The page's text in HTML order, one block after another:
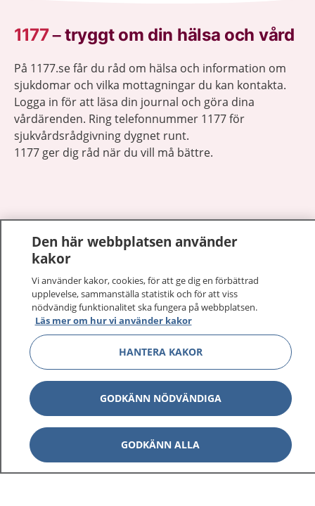
1177–tryggt om din hälsa och vård
På 1177.se får du råd om hälsa och information om
sjukdomar och vilka mottagningar du kan kontakta.
Logga in för att läsa din journal och göra dina
vårdärenden. Ring telefonnummer 1177 för
sjukvårdsrådgivning dygnet runt.
1177 ger dig råd när du vill må bättre.
1177 på flera språk
Om 1177
Kontakt
Behandling av personuppgifter
Hantering av kakor
Inställningar för kakor
Den här webbplatsen använder
kakor
Vi använder kakor, cookies, för att ge dig en förbättrad
upplevelse, sammanställa statistik och för att viss
nödvändig funktionalitet ska fungera på webbplatsen.
Läs mer om hur vi använder kakor
HANTERA KAKOR
GODKÄNN NÖDVÄNDIGA
GODKÄNN ALLA